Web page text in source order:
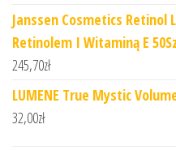
Janssen Cosmetics Retinol
Retinolem I Witaminą E
245,70zł
LUMENE True Mystic
32,00zł